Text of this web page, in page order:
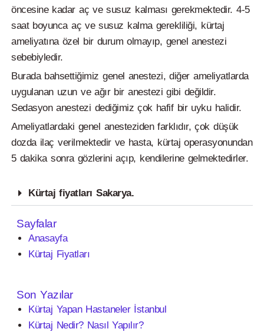
öncesine kadar aç ve susuz kalması gerekmektedir. 4-5
saat boyunca aç ve susuz kalma gerekliliği, kürtaj
ameliyatına özel bir durum olmayıp, genel anestezi
sebebiyledir.
Burada bahsettiğimiz genel anestezi, diğer ameliyatlarda
uygulanan uzun ve ağır bir anestezi gibi değildir.
Sedasyon anestezi dediğimiz çok hafif bir uyku halidir.
Ameliyatlardaki genel anesteziden farklıdır, çok düşük
dozda ilaç verilmektedir ve hasta, kürtaj operasyonundan
5 dakika sonra gözlerini açıp, kendilerine gelmektedirler.
Kürtaj fiyatları Sakarya.
Sayfalar
Anasayfa
Kürtaj Fiyatları
Son Yazılar
Kürtaj Yapan Hastaneler İstanbul
Kürtaj Nedir? Nasıl Yapılır?